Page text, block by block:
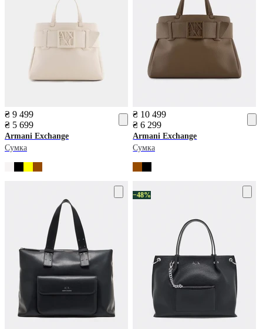
₴ 9 499
₴ 5 699
Armani Exchange
Сумка
₴ 10 499
₴ 6 299
Armani Exchange
Сумка
−48%